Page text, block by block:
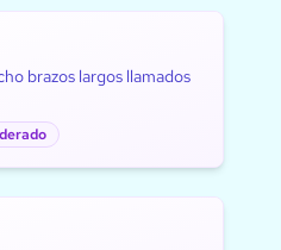
brazos largos llamados